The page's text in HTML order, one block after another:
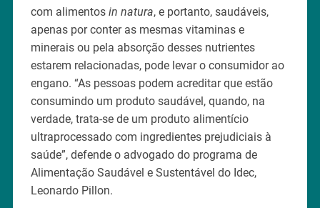
com alimentos in natura, e portanto, saudáveis,
apenas por conter as mesmas vitaminas e
minerais ou pela absorção desses nutrientes
estarem relacionadas, pode levar o consumidor ao
engano. “As pessoas podem acreditar que estão
consumindo um produto saudável, quando, na
verdade, trata-se de um produto alimentício
ultraprocessado com ingredientes prejudiciais à
saúde”, defende o advogado do programa de
Alimentação Saudável e Sustentável do Idec,
Leonardo Pillon.